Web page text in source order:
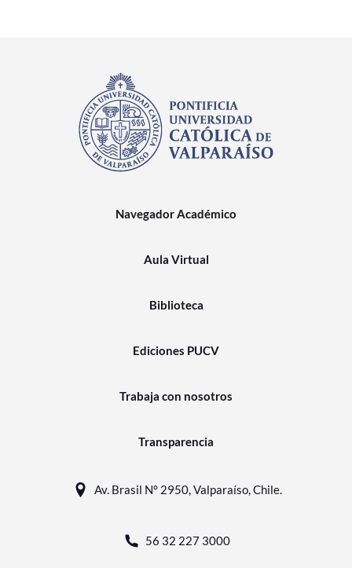
Navegador Académico
Aula Virtual
Biblioteca
Ediciones PUCV
Trabaja con nosotros
Transparencia
Av. Brasil N° 2950, Valparaíso, Chile.
56 32 227 3000